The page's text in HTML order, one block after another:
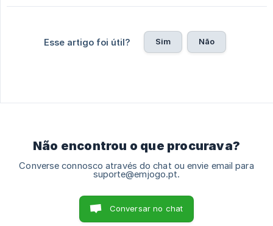
Esse artigo foi útil? Sim Não
Não encontrou o que procurava?
Converse connosco através do chat ou envie email para
suporte@emjogo.pt.
Conversar no chat